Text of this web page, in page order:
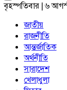
বৃহস্পতিবার | ৬
জাতীয়
রাজনীতি
আন্তর্জাতিক
অর্থনীতি
সারাদেশ
খেলাধুলা